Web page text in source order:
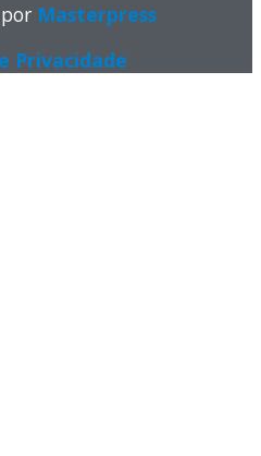
Masterpress
Privacidade